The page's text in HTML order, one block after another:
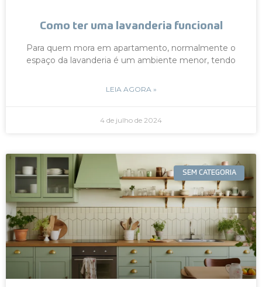
Como ter uma lavanderia funcional
Para quem mora em apartamento, normalmente o
espaço da lavanderia é um ambiente menor, tendo
LEIA AGORA »
4 de julho de 2024
SEM CATEGORIA